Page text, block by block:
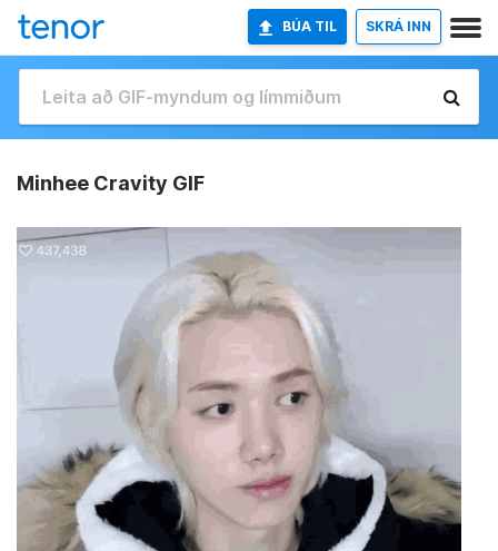
BÚA TIL SKRÁ INN
Minhee Cravity GIF